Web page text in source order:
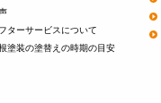
ターサービスについて
塗装の塗替えの時期の目安